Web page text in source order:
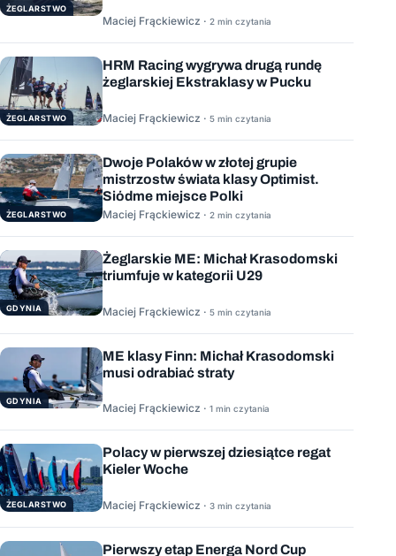
ŻEGLARSTWO
Maciej Frąckiewicz · 2 min czytania
ŻEGLARSTWO
HRM Racing wygrywa drugą rundę
żeglarskiej Ekstraklasy w Pucku
Maciej Frąckiewicz · 5 min czytania
ŻEGLARSTWO
Dwoje Polaków w złotej grupie
mistrzostw świata klasy Optimist.
Siódme miejsce Polki
Maciej Frąckiewicz · 2 min czytania
GDYNIA
Żeglarskie ME: Michał Krasodomski
triumfuje w kategorii U29
Maciej Frąckiewicz · 5 min czytania
GDYNIA
ME klasy Finn: Michał Krasodomski
musi odrabiać straty
Maciej Frąckiewicz · 1 min czytania
ŻEGLARSTWO
Polacy w pierwszej dziesiątce regat
Kieler Woche
Maciej Frąckiewicz · 3 min czytania
Pierwszy etap Energa Nord Cup